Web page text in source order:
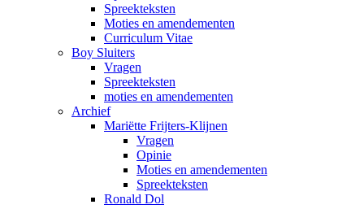
Spreekteksten
Moties en amendementen
Curriculum Vitae
Boy Sluiters
Vragen
Spreekteksten
moties en amendementen
Archief
Mariëtte Frijters-Klijnen
Vragen
Opinie
Moties en amendementen
Spreekteksten
Ronald Dol